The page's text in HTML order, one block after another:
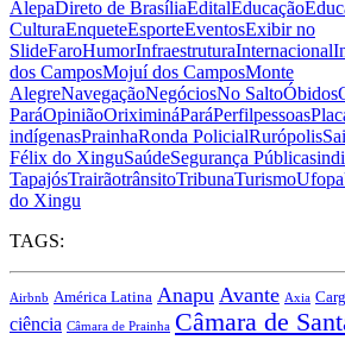
AlepaDireto de BrasíliaEditalEducação
CulturaEnqueteEsporteEventosExibir no
SlideFaroHumorInfraestruturaInternacional
dos CamposMojuí dos CamposMonte
AlegreNavegaçãoNegóciosNo SaltoÓbidos
ParáOpiniãoOriximináParáPerfilpessoas
indígenasPrainhaRonda PolicialRurópolis
Félix do XinguSaúdeSegurança Pública
TapajósTrairãotrânsitoTribunaTurismoUfopa
do Xingu
TAGS:
Airbnb América Latina Anapu Avante Axia
ciência Câmara de Prainha Câmara de